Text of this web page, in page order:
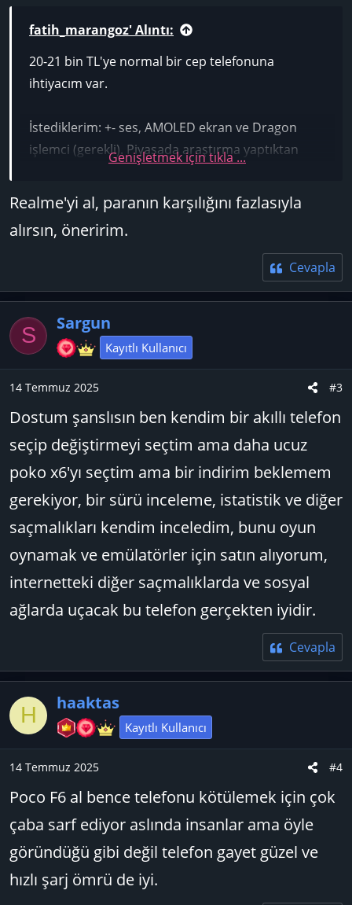
fatih_marangoz' Alıntı:
20-21 bin TL'ye normal bir cep telefonuna
ihtiyacım var.
İstediklerim: +- ses, AMOLED ekran ve Dragon
işlemci (gerekli). Piyasada araştırma yaptıktan
ama pil ömrüyle ilgili sıkıntıları var. Sizler bu fiyat
aralığında hangi telefonu önerirsiniz.
Genişletmek için tıkla ...
Realme'yi al, paranın karşılığını fazlasıyla
alırsın, öneririm.
Cevapla
S Sargun
Kayıtlı Kullanıcı
14 Temmuz 2025 #3
Dostum şanslısın ben kendim bir akıllı telefon
seçip değiştirmeyi seçtim ama daha ucuz
poko x6'yı seçtim ama bir indirim beklemem
gerekiyor, bir sürü inceleme, istatistik ve diğer
saçmalıkları kendim inceledim, bunu oyun
oynamak ve emülatörler için satın alıyorum,
internetteki diğer saçmalıklarda ve sosyal
ağlarda uçacak bu telefon gerçekten iyidir.
Cevapla
H haaktas
Kayıtlı Kullanıcı
14 Temmuz 2025 #4
Poco F6 al bence telefonu kötülemek için çok
çaba sarf ediyor aslında insanlar ama öyle
göründüğü gibi değil telefon gayet güzel ve
hızlı şarj ömrü de iyi.